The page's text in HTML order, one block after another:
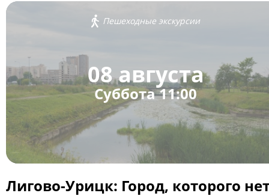
Пешеходные экскурсии
08 августа
Суббота 11:00
Лигово-Урицк: Город, которого